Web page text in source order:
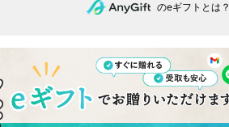
のeギフトとは？